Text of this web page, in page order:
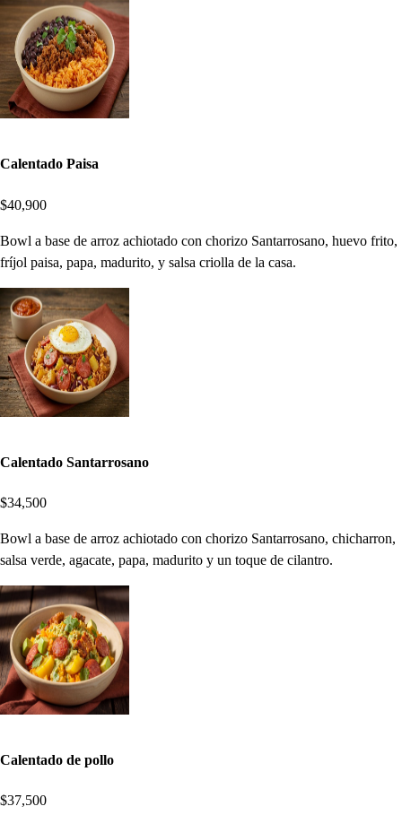
Calentado Paisa
$40,900
Bowl a base de arroz achiotado con chorizo Santarrosano, huevo frito,
fríjol paisa, papa, madurito, y salsa criolla de la casa.
Calentado Santarrosano
$34,500
Bowl a base de arroz achiotado con chorizo Santarrosano, chicharron,
salsa verde, agacate, papa, madurito y un toque de cilantro.
Calentado de pollo
$37,500